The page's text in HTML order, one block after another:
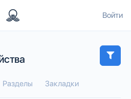
Войти
Разделы Закладки